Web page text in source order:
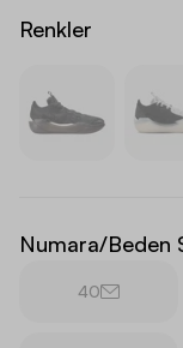
Renkler
Numara/Beden
40